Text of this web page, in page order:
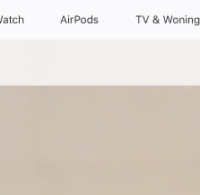
AirPods TV & Woning